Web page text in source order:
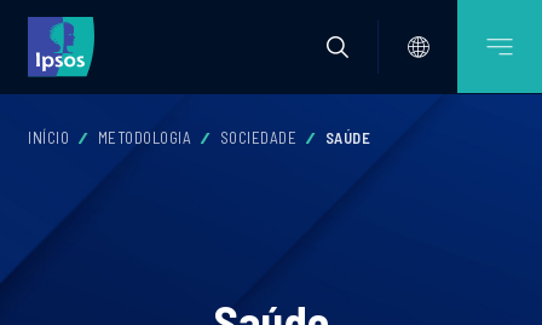
INÍCIO METODOLOGIA SOCIEDADE SAÚDE